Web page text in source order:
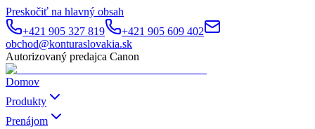
Preskočiť na hlavný obsah
+421 905 327 819
+421 905 609 402
obchod@konturaslovakia.sk
Autorizovaný predajca Canon
Domov
Produkty
Prenájom